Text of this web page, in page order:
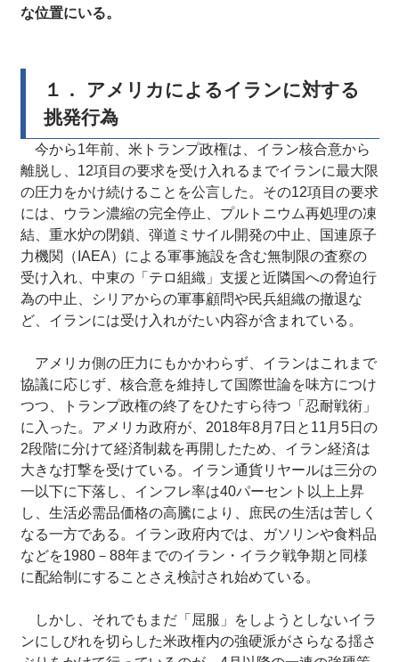
な位置にいる。
１． アメリカによるイランに対する
挑発行為
今から1年前、米トランプ政権は、イラン核合意から
離脱し、12項目の要求を受け入れるまでイランに最大限
の圧力をかけ続けることを公言した。その12項目の要求
には、ウラン濃縮の完全停止、プルトニウム再処理の凍
結、重水炉の閉鎖、弾道ミサイル開発の中止、国連原子
力機関（IAEA）による軍事施設を含む無制限の査察の
受け入れ、中東の「テロ組織」支援と近隣国への脅迫行
為の中止、シリアからの軍事顧問や民兵組織の撤退な
ど、イランには受け入れがたい内容が含まれている。
アメリカ側の圧力にもかかわらず、イランはこれまで
協議に応じず、核合意を維持して国際世論を味方につけ
つつ、トランプ政権の終了をひたすら待つ「忍耐戦術」
に入った。アメリカ政府が、2018年8月7日と11月5日の
2段階に分けて経済制裁を再開したため、イラン経済は
大きな打撃を受けている。イラン通貨リヤールは三分の
一以下に下落し、インフレ率は40パーセント以上上昇
し、生活必需品価格の高騰により、庶民の生活は苦しく
なる一方である。イラン政府内では、ガソリンや食料品
などを1980－88年までのイラン・イラク戦争期と同様
に配給制にすることさえ検討され始めている。
しかし、それでもまだ「屈服」をしようとしないイラ
ンにしびれを切らした米政権内の強硬派がさらなる揺さ